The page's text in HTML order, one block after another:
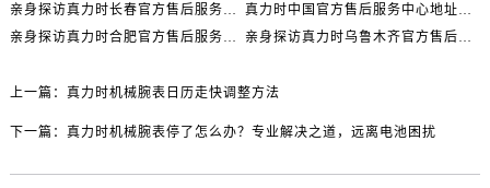
山西省晋中市榆次区顺城街真力时售后服务中心（需提前预约）
亲身探访真力时长春官方售后服务中心｜网点地址及官方热线（2026年7月最新）
真力时中国官方售后服务中心地址及客服服务电话实地考察报告多信源验证（2026年7月最新）
亲身探访真力时合肥官方售后服务中心｜服务热线及具体地址（2026年7月最新）
亲身探访真力时乌鲁木齐官方售后服务中心｜全新维修门店地址及电话（2026年7月最新）
上一篇： 真力时机械腕表日历走快调整方法
下一篇： 真力时机械腕表停了怎么办？专业解决之道，远离电池困扰